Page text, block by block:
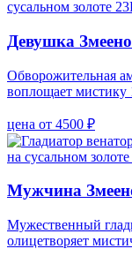
Девушка
Обворожительная
воплощает мистику
цена от 4500 ₽
Мужчина
Мужественный
олицетворяет